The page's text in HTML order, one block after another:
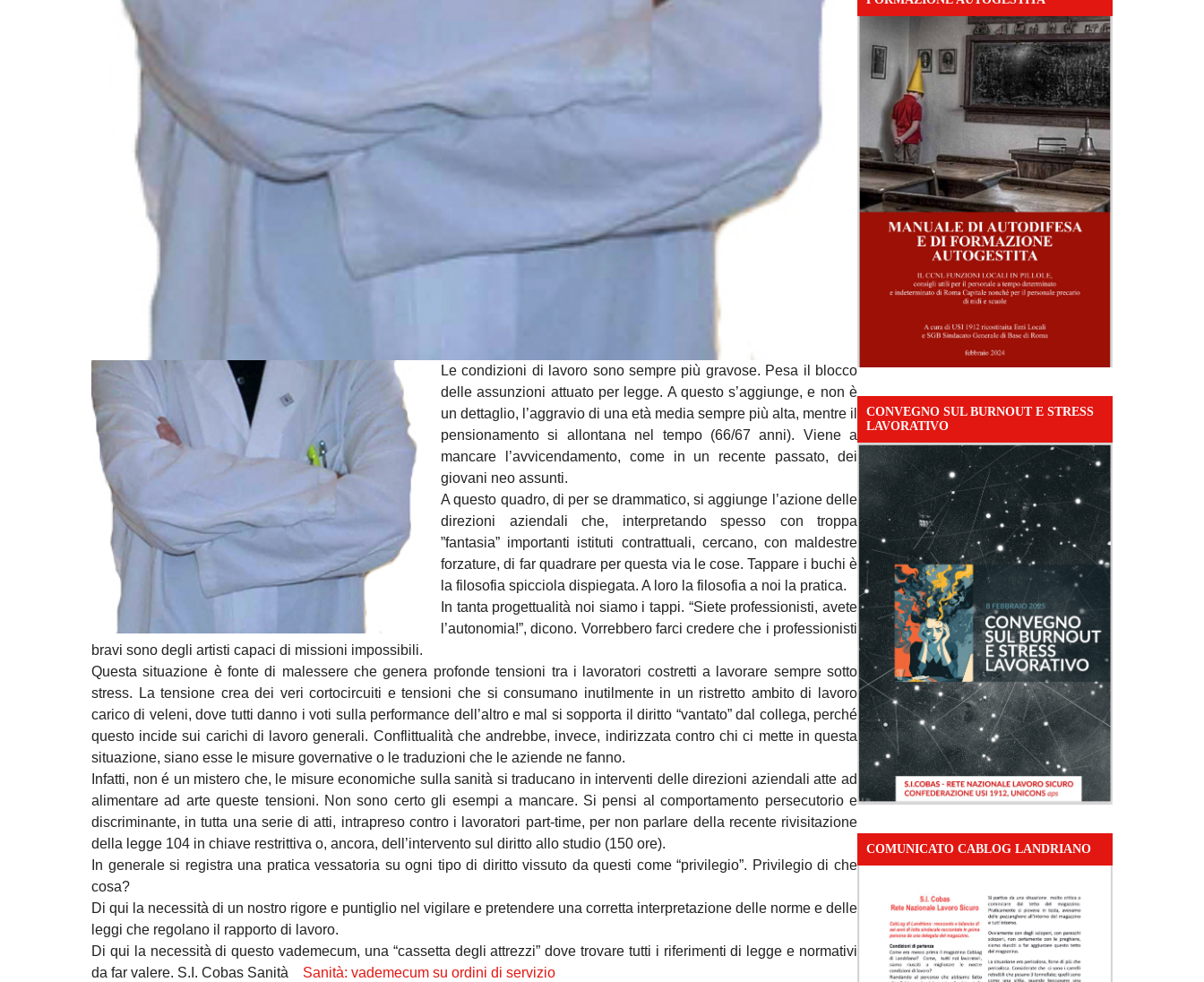
Le condizioni di lavoro sono sempre più gravose. Pesa il blocco
delle assunzioni attuato per legge. A questo s’aggiunge, e non è
un dettaglio, l’aggravio di una età media sempre più alta, mentre il
pensionamento si allontana nel tempo (66/67 anni). Viene a
mancare l’avvicendamento, come in un recente passato, dei
giovani neo assunti.
A questo quadro, di per se drammatico, si aggiunge l’azione delle
direzioni aziendali che, interpretando spesso con troppa
”fantasia” importanti istituti contrattuali, cercano, con maldestre
forzature, di far quadrare per questa via le cose. Tappare i buchi è
la filosofia spicciola dispiegata. A loro la filosofia a noi la pratica.
In tanta progettualità noi siamo i tappi. “Siete professionisti, avete
l’autonomia!”, dicono. Vorrebbero farci credere che i professionisti
bravi sono degli artisti capaci di missioni impossibili.
Questa situazione è fonte di malessere che genera profonde tensioni tra i lavoratori costretti a lavorare sempre sotto
stress. La tensione crea dei veri cortocircuiti e tensioni che si consumano inutilmente in un ristretto ambito di lavoro
carico di veleni, dove tutti danno i voti sulla performance dell’altro e mal si sopporta il diritto “vantato” dal collega, perché
questo incide sui carichi di lavoro generali. Conflittualità che andrebbe, invece, indirizzata contro chi ci mette in questa
situazione, siano esse le misure governative o le traduzioni che le aziende ne fanno.
Infatti, non é un mistero che, le misure economiche sulla sanità si traducano in interventi delle direzioni aziendali atte ad
alimentare ad arte queste tensioni. Non sono certo gli esempi a mancare. Si pensi al comportamento persecutorio e
discriminante, in tutta una serie di atti, intrapreso contro i lavoratori part-time, per non parlare della recente rivisitazione
della legge 104 in chiave restrittiva o, ancora, dell’intervento sul diritto allo studio (150 ore).
In generale si registra una pratica vessatoria su ogni tipo di diritto vissuto da questi come “privilegio”. Privilegio di che
cosa?
Di qui la necessità di un nostro rigore e puntiglio nel vigilare e pretendere una corretta interpretazione delle norme e delle
leggi che regolano il rapporto di lavoro.
Di qui la necessità di questo vademecum, una “cassetta degli attrezzi” dove trovare tutti i riferimenti di legge e normativi
da far valere. S.I. Cobas Sanità Sanità: vademecum su ordini di servizio
CONVEGNO SUL BURNOUT E STRESS
LAVORATIVO
COMUNICATO CABLOG LANDRIANO